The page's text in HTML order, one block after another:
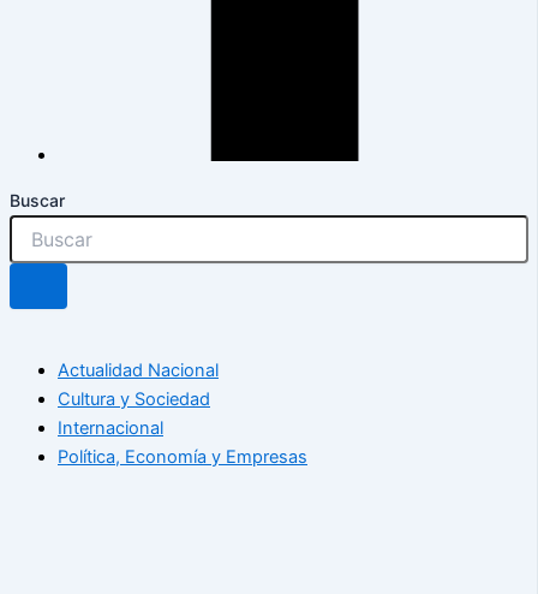
Buscar
Actualidad Nacional
Cultura y Sociedad
Internacional
Política, Economía y Empresas